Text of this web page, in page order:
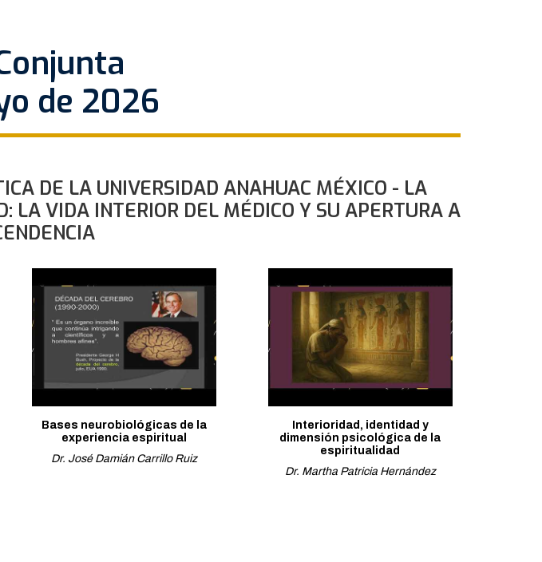
de 2026
DE LA UNIVERSIDAD ANAHUAC MÉXICO - LA
LA VIDA INTERIOR DEL MÉDICO Y SU APERTURA A
Bases neurobiológicas de la
experiencia espiritual
Dr. José Damián Carrillo Ruiz
Interioridad, identidad y
dimensión psicológica de la
espiritualidad
Dr. Martha Patricia Hernández